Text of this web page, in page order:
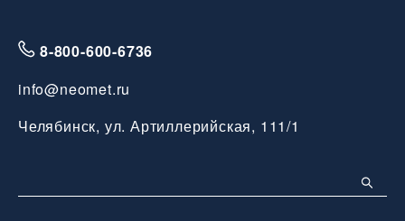
8-800-600-6736
info@neomet.ru
Челябинск, ул. Артиллерийская, 111/1